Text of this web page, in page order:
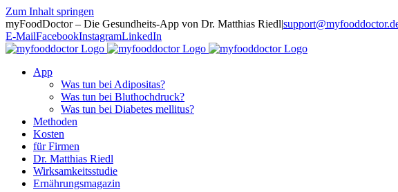
Zum Inhalt springen
myFoodDoctor – Die Gesundheits-App von Dr. Matthias Riedl|
E-MailFacebookInstagramLinkedIn
App
Was tun bei Adipositas?
Was tun bei Bluthochdruck?
Was tun bei Diabetes mellitus?
Methoden
Kosten
für Firmen
Dr. Matthias Riedl
Wirksamkeitsstudie
Ernährungsmagazin